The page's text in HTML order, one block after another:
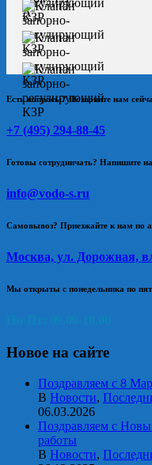
Есть вопросы? Позвоните нам
+7 (495) 294-88-45
Готовы сотрудничать? Напишите
info@vodo-s.ru
Самовывоз? Приезжайте к нам по
Москва, ул. Дорожная,
Мы открыты с понедельника по
Новое на сайте
Поздравляем с 8
В Новости,
06.03.2026
Поздравляем с
работы
В Новости,